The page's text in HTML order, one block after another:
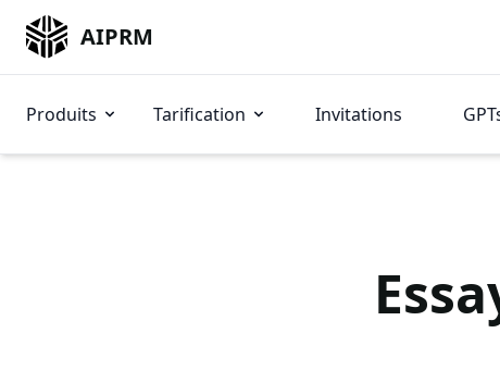
AIPRM
Produits Tarification Invitations